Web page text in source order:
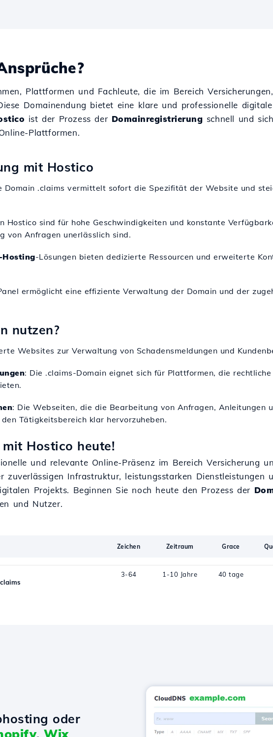
Plattformen und Fachleute, die im Bereich
Domainendung bietet eine klare und professionelle
ist der Prozess der Domainregistrierung schnell und
Plattformen.
mit Hostico
Domain .claims vermittelt sofort die Spezifität der Website und
Hostico sind für hohe Geschwindigkeiten und konstante
von Anfragen unerlässlich sind.
Hosting-Lösungen bieten dedizierte Ressourcen und erweiterte
ermöglicht eine effiziente Verwaltung der Domain und der
nutzen?
Websites zur Verwaltung von Schadensmeldungen und
: Die .claims-Domain eignet sich für Plattformen, die
: Die Webseiten, die die Bearbeitung von Anfragen, Anleitungen
Tätigkeitsbereich klar hervorzuheben.
Hostico heute!
und relevante Online-Präsenz im Bereich Versicherung
Infrastruktur, leistungsstarken Dienstleistungen
Projekts. Beginnen Sie noch heute den Prozess der
und Nutzer.
Zeichen Zeitraum Grace
3-64 1-10 Jahre 40 tage
oder
, Wix